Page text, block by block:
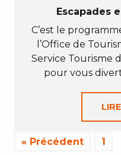
Escapades
C’est le
l’Office de
Service Tourisme
pour vous
« Précédent 1